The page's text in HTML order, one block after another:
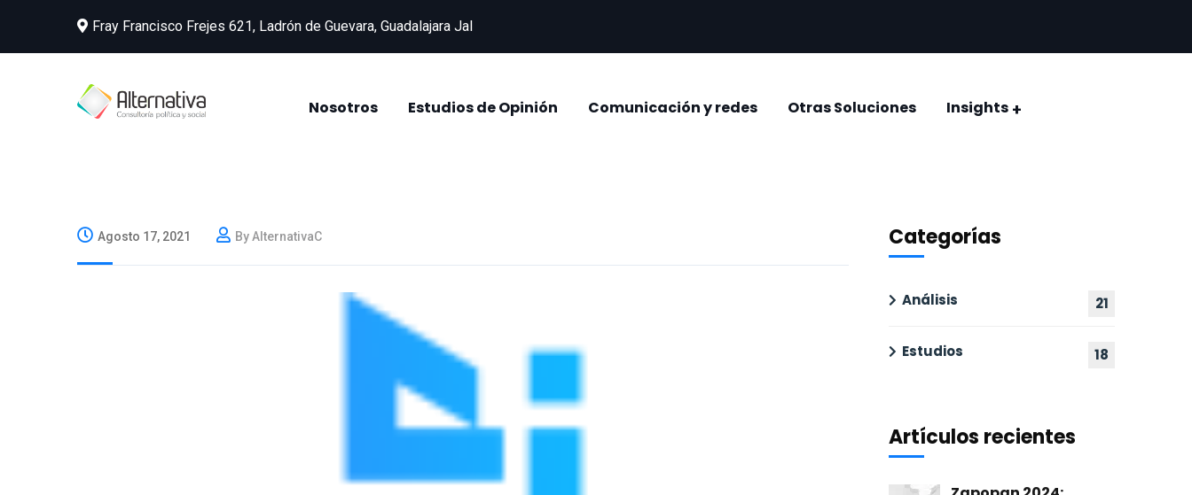
Fray Francisco Frejes 621, Ladrón de Guevara, Guadalajara Jal
Nosotros Estudios de Opinión Comunicación y redes Otras Soluciones Insights
Agosto 17, 2021 By AlternativaC Categorías
Análisis 21
Estudios 18
Artículos recientes